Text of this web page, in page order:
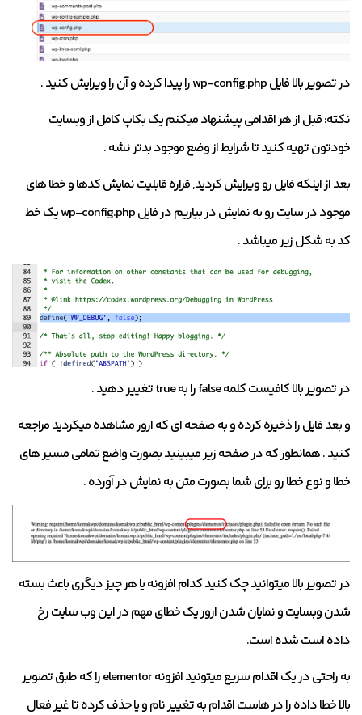
در تصویر بالا فایل wp-config.php را پیدا کرده و آن را ویرایش کنید .
نکته: قبل از هر اقدامی پیشنهاد میکنم یک بکاپ کامل از وبسایت
خودتون تهیه کنید تا شرایط از وضع موجود بدتر نشه .
بعد از اینکه فایل رو ویرایش کردید, قراره قابلیت نمایش کدها و خطا های
موجود در سایت رو به نمایش در بیاریم در فایل wp-config.php یک خط
کد به شکل زیر میباشد .
در تصویر بالا کافیست کلمه false را به true تغییر دهید .
و بعد فایل را ذخیره کرده و به صفحه ای که ارور مشاهده میکردید مراجعه
کنید . همانطور که در صفحه زیر میبینید بصورت واضع تمامی مسیر های
خطا و نوع خطا رو برای شما بصورت متن به نمایش در آورده .
در تصویر بالا میتوانید چک کنید کدام افزونه یا هر چیز دیگری باعث بسته
شدن وبسایت و نمایان شدن ارور یک خطای مهم در این وب سایت رخ
داده است شده است.
به راحتی در یک اقدام سریع میتونید افزونه elementor را که طبق تصویر
بالا خطا داده را در هاست اقدام به تغییر نام و یا حذف کرده تا غیر فعال